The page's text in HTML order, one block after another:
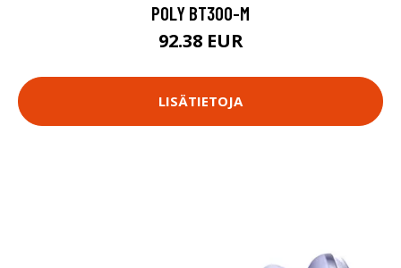
POLY BT300-M
92.38 EUR
LISÄTIETOJA